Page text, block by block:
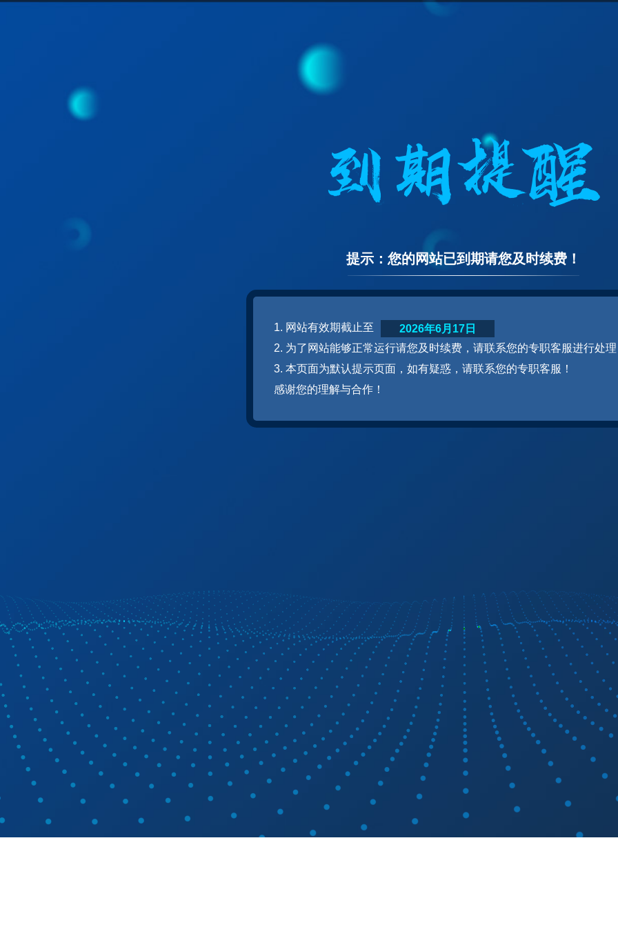
提示：您的网站已到期请您及时续费！
1. 网站有效期截止至
2. 为了网站能够正常运行请您及时续费，请联系您的专职客服进行处
3. 本页面为默认提示页面，如有疑惑，请联系您的专职客服！
感谢您的理解与合作！
2026年6月17日